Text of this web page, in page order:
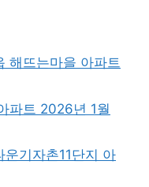
해뜨는마을 아파트
파트 2026년 1월
기자촌11단지 아